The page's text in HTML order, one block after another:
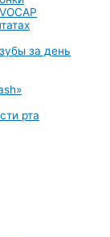
за день
рта